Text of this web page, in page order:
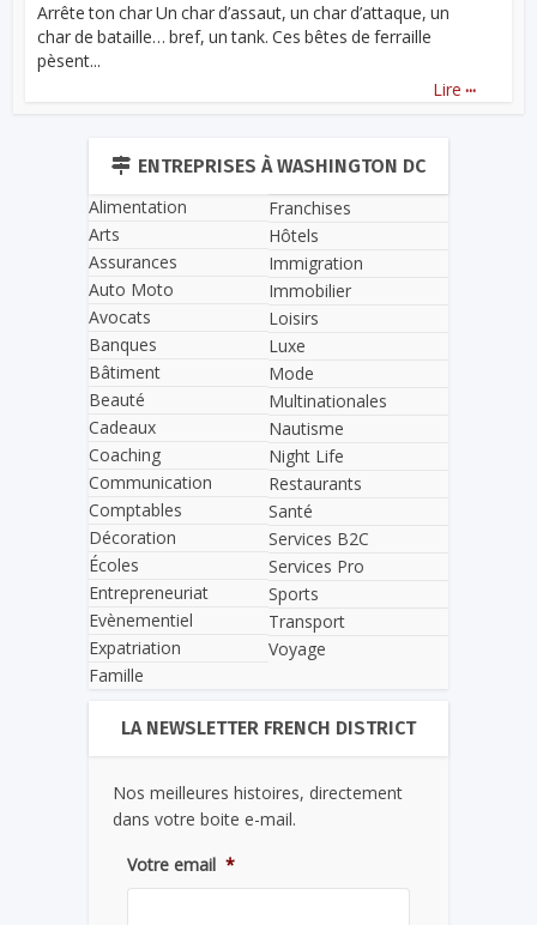
Arrête ton char Un char d’assaut, un char d’attaque, un
char de bataille… bref, un tank. Ces bêtes de ferraille
pèsent...
Lire ...
ENTREPRISES À WASHINGTON DC
Alimentation
Arts
Assurances
Auto Moto
Avocats
Banques
Bâtiment
Beauté
Cadeaux
Coaching
Communication
Comptables
Décoration
Écoles
Entrepreneuriat
Evènementiel
Expatriation
Famille
Franchises
Hôtels
Immigration
Immobilier
Loisirs
Luxe
Mode
Multinationales
Nautisme
Night Life
Restaurants
Santé
Services B2C
Services Pro
Sports
Transport
Voyage
LA NEWSLETTER FRENCH DISTRICT
Nos meilleures histoires, directement
dans votre boite e-mail.
Votre email *